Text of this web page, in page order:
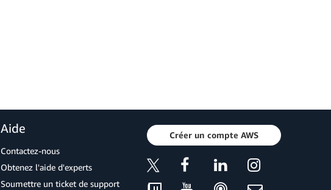
Aide
Contactez-nous
Obtenez l'aide d'experts
Soumettre un ticket de support
Créer un compte AWS